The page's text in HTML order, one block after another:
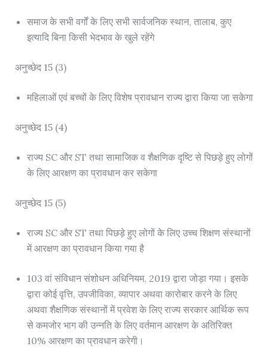
समाज के सभी वर्गों के लिए सभी सार्वजनिक स्थान, तालाब, कुए
इत्यादि बिना किसी भेदभाव के खुले रहेंगे
अनुच्छेद 15 (3)
महिलाओं एवं बच्चों के लिए विशेष प्रावधान राज्य द्वारा किया जा सकेगा
अनुच्छेद 15 (4)
राज्य SC और ST तथा सामाजिक व शैक्षणिक दृष्टि से पिछड़े हुए लोगों
के लिए आरक्षण का प्रावधान कर सकेगा
अनुच्छेद 15 (5)
राज्य SC और ST तथा पिछड़े हुए लोगों के लिए उच्च शिक्षण संस्थानों
में आरक्षण का प्रावधान किया गया है
103 वां संविधान संशोधन अधिनियम, 2019 द्वारा जोड़ा गया। इसके
द्वारा कोई वृत्ति, उपजीविका, व्यापार अथवा कारोबार करने के लिए
अथवा शैक्षणिक संस्थानों में प्रवेश के लिए राज्य सरकार आर्थिक रूप
से कमजोर भाग की उन्नति के लिए वर्तमान आरक्षण के अतिरिक्त
10% आरक्षण का प्रावधान करेगी।